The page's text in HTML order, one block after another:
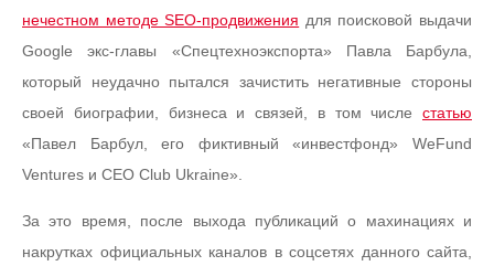
нечестном методе SEO-продвижения для поисковой выдачи
Google экс-главы «Спецтехноэкспорта» Павла Барбула,
который неудачно пытался зачистить негативные стороны
своей биографии, бизнеса и связей, в том числе статью
«Павел Барбул, его фиктивный «инвестфонд» WeFund
Ventures и CEO Club Ukraine».
За это время, после выхода публикаций о махинациях и
накрутках официальных каналов в соцсетях данного сайта,